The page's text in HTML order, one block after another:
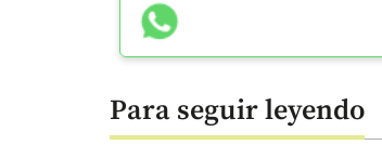
Para seguir leyendo